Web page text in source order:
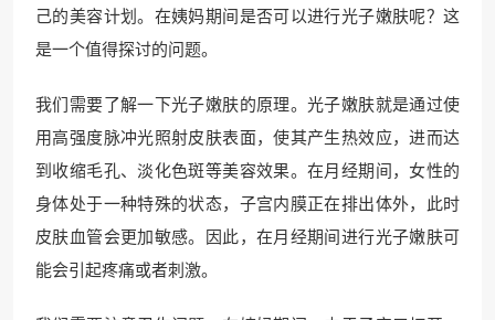
己的美容计划。在姨妈期间是否可以进行光子嫩肤呢？这
是一个值得探讨的问题。
我们需要了解一下光子嫩肤的原理。光子嫩肤就是通过使
用高强度脉冲光照射皮肤表面，使其产生热效应，进而达
到收缩毛孔、淡化色斑等美容效果。在月经期间，女性的
身体处于一种特殊的状态，子宫内膜正在排出体外，此时
皮肤血管会更加敏感。因此，在月经期间进行光子嫩肤可
能会引起疼痛或者刺激。